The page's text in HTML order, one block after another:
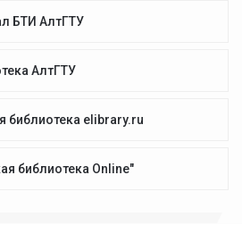
БТИ АлтГТУ
АлтГТУ
библиотека elibrary.ru
библиотека Online"